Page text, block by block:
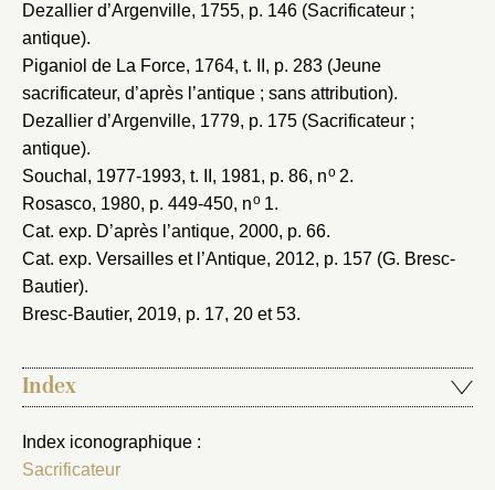
Dezallier d’Argenville, 1755, p. 146 (Sacrificateur ;
antique).
Piganiol de La Force, 1764, t. II, p. 283 (Jeune
sacrificateur, d’après l’antique ; sans attribution).
Dezallier d’Argenville, 1779, p. 175 (Sacrificateur ;
antique).
Souchal, 1977-1993, t. II, 1981, p. 86, no2.
Rosasco, 1980, p. 449-450, no1.
Cat. exp. D’après l’antique, 2000, p. 66.
Cat. exp. Versailles et l’Antique, 2012, p. 157 (G. Bresc-
Bautier).
Bresc-Bautier, 2019, p. 17, 20 et 53.
Index
Index iconographique :
Sacrificateur